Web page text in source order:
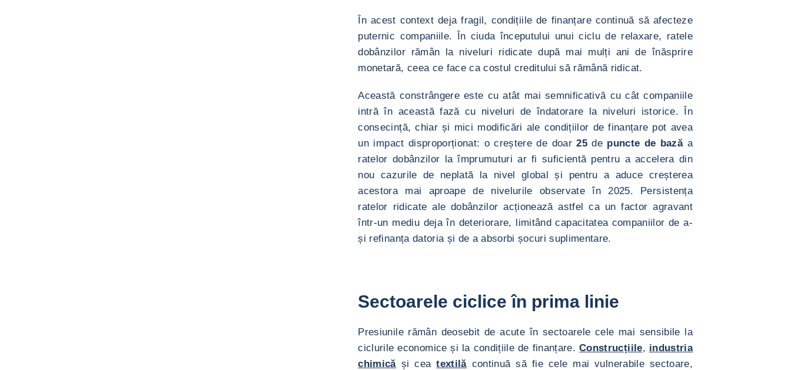
În acest context deja fragil, condițiile de finanțare continuă să afecteze
puternic companiile. În ciuda începutului unui ciclu de relaxare, ratele
dobânzilor rămân la niveluri ridicate după mai mulți ani de înăsprire
monetară, ceea ce face ca costul creditului să rămână ridicat.
Această constrângere este cu atât mai semnificativă cu cât companiile
intră în această fază cu niveluri de îndatorare la niveluri istorice. În
consecință, chiar și mici modificări ale condițiilor de finanțare pot avea
un impact disproporționat: o creștere de doar25depuncte de bază a
ratelor dobânzilor la împrumuturi ar fi suficientă pentru a accelera din
nou cazurile de neplată la nivel global și pentru a aduce creșterea
acestora mai aproape de nivelurile observate în 2025. Persistența
ratelor ridicate ale dobânzilor acționează astfel ca un factor agravant
într-un mediu deja în deteriorare, limitând capacitatea companiilor de a-
și refinanța datoria și de a absorbi șocuri suplimentare.
Sectoarele ciclice în prima linie
Presiunile rămân deosebit de acute în sectoarele cele mai sensibile la
ciclurile economice și la condițiile de finanțare.Construcțiile, industria
chimicăși ceatextilăcontinuă să fie cele mai vulnerabile sectoare,